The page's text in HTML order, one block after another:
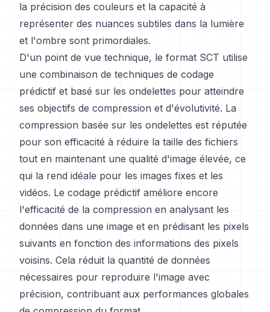
la précision des couleurs et la capacité à
représenter des nuances subtiles dans la lumière
et l'ombre sont primordiales.
D'un point de vue technique, le format SCT utilise
une combinaison de techniques de codage
prédictif et basé sur les ondelettes pour atteindre
ses objectifs de compression et d'évolutivité. La
compression basée sur les ondelettes est réputée
pour son efficacité à réduire la taille des fichiers
tout en maintenant une qualité d'image élevée, ce
qui la rend idéale pour les images fixes et les
vidéos. Le codage prédictif améliore encore
l'efficacité de la compression en analysant les
données dans une image et en prédisant les pixels
suivants en fonction des informations des pixels
voisins. Cela réduit la quantité de données
nécessaires pour reproduire l'image avec
précision, contribuant aux performances globales